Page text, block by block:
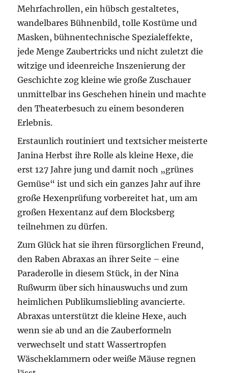
Mehrfachrollen, ein hübsch gestaltetes,
wandelbares Bühnenbild, tolle Kostüme und
Masken, bühnentechnische Spezialeffekte,
jede Menge Zaubertricks und nicht zuletzt die
witzige und ideenreiche Inszenierung der
Geschichte zog kleine wie große Zuschauer
unmittelbar ins Geschehen hinein und machte
den Theaterbesuch zu einem besonderen
Erlebnis.
Erstaunlich routiniert und textsicher meisterte
Janina Herbst ihre Rolle als kleine Hexe, die
erst 127 Jahre jung und damit noch „grünes
Gemüse“ ist und sich ein ganzes Jahr auf ihre
große Hexenprüfung vorbereitet hat, um am
großen Hexentanz auf dem Blocksberg
teilnehmen zu dürfen.
Zum Glück hat sie ihren fürsorglichen Freund,
den Raben Abraxas an ihrer Seite – eine
Paraderolle in diesem Stück, in der Nina
Rußwurm über sich hinauswuchs und zum
heimlichen Publikumsliebling avancierte.
Abraxas unterstützt die kleine Hexe, auch
wenn sie ab und an die Zauberformeln
verwechselt und statt Wassertropfen
Wäscheklammern oder weiße Mäuse regnen